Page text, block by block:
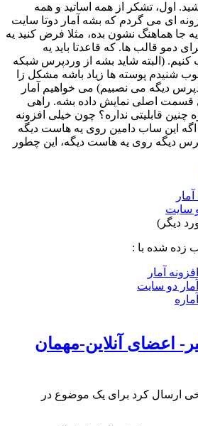
اول، تشکر از همه اساتید و همه
افزونه ای می گردم که بشه آمار دوتا سایت
جا هماهنگ نشون بده، مثلا فرض کنید یه
دمو قالب ها. که قاعدتا باید یه
(البته شاید بشه از وردپرس شبکه
شنیدم پوسته ها زیاد باشه مشکل زا
دیگه می نصبیم) می خواهیم آمار
قسمت اصلی نمایش داده بشه. راهی
چنین قابلیتی نداره؟ چون خیلی افزونه
2. حالا اگه این ساب دامین روی یه هاست دیگه
دیگه روی یه هاست دیگه، این چطور
سایت
زده شده با :
افزونه آمار
آمار دو سایت
آماره
اعضای آنلاین-مهمان
ارسال کرد برای یک موضوع در